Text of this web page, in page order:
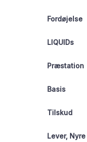
Fordøjelse
LIQUIDs
Præstation
Basis
Tilskud
Lever,